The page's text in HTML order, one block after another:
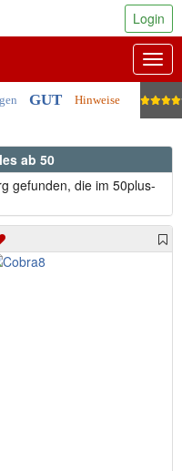
GUT Hinweise
Login
ab 50
gefunden, die im 50plus-